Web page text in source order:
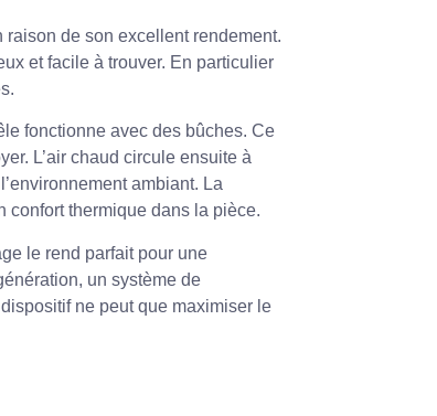
de son excellent rendement.
et facile à trouver. En particulier
fonctionne avec des bûches. Ce
L’air chaud circule ensuite à
ambiant. La
confort thermique dans la pièce.
le rend parfait pour une
un système de
ne peut que maximiser le